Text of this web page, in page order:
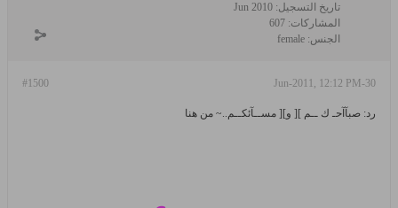
تاريخ التسجيل: Jun 2010
المشاركات: 607
الجنس: female
#1500 30-Jun-2011, 12:12 PM
رد: صبآآحـ ك ــم ][ و][ مســآئكــم..~ من هنا